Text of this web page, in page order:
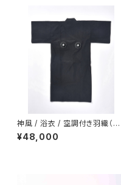
神風 / 浴衣 / 空調付き羽織（US
B給電 送風ファン搭載）モバイル
バッテリー付き
¥48,000